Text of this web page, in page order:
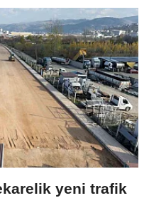
yeni trafik